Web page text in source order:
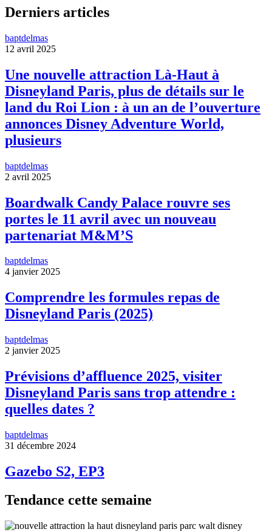
Derniers articles
baptdelmas
12 avril 2025
Une nouvelle attraction Là-Haut à
Disneyland Paris, plus de détails sur le
land du Roi Lion : à un an de l’ouverture
annonces Disney Adventure World,
plusieurs
baptdelmas
2 avril 2025
Boardwalk Candy Palace rouvre ses
portes le 11 avril avec un nouveau
partenariat M&M’S
baptdelmas
4 janvier 2025
Comprendre les formules repas de
Disneyland Paris (2025)
baptdelmas
2 janvier 2025
Prévisions d’affluence 2025, visiter
Disneyland Paris sans trop attendre :
quelles dates ?
baptdelmas
31 décembre 2024
Gazebo S2, EP3
Tendance cette semaine